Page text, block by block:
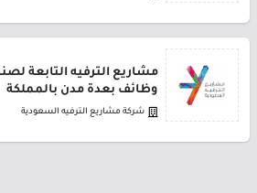
مشاريع الترفيه التابعة
وظائف بعدة مدن بالمملكة
شركة مشاريع الترفيه السعودية